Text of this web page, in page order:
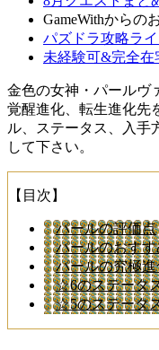
GameWithからの
パズドラ攻略ラ
未経験可&完全在
金色の女神・パールヴ
覚醒進化、転生進化先
ル、ステータス、入手
して下さい。
【目次】
パールの評価点
パールのおす
パールの究極
☆6のステータ
☆5のステータ